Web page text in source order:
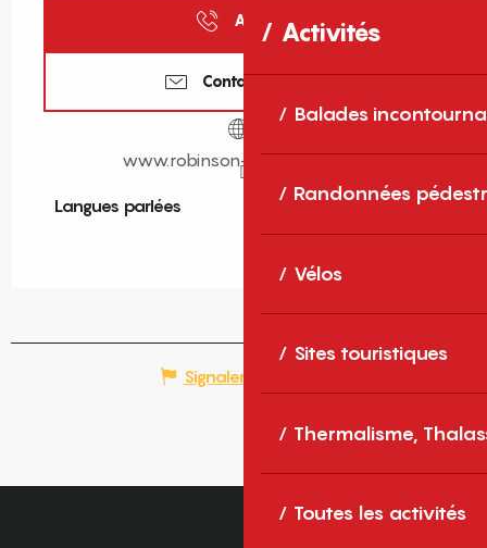
Activités
Balades
Randonnées
Vélos
Sites touristiques
Thermalisme,
Toutes les activités
Appeler
Contactez-nous
www.robinson-cerdagne.com
Langues parlées
Langues parlées
Signaler une erreur